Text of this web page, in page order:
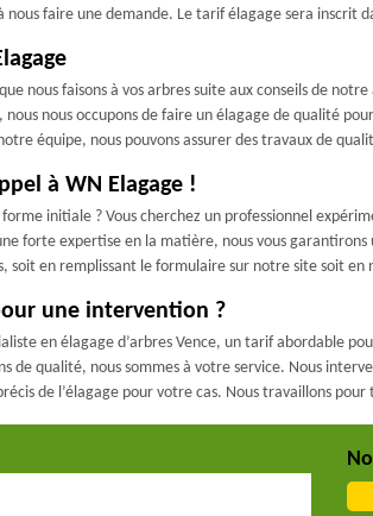
faire une demande. Le tarif élagage sera inscrit
nous faisons à vos arbres suite aux conseils de
nous occupons de faire un élagage de qualité
équipe, nous pouvons assurer des travaux de
à WN Elagage !
initiale ? Vous cherchez un professionnel
forte expertise en la matière, nous vous
soit en remplissant le formulaire sur notre site soit
une intervention ?
en élagage d’arbres Vence, un tarif abordable
de qualité, nous sommes à votre service. Nous
de l’élagage pour votre cas. Nous travaillons